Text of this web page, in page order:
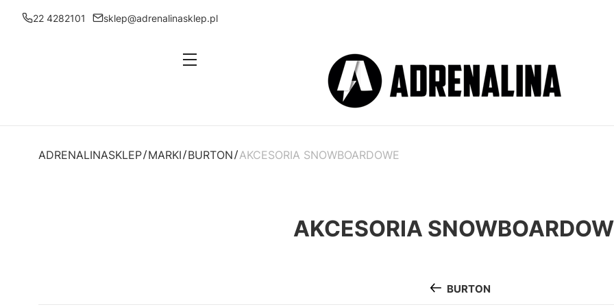
22 4282101 sklep@adrenalinasklep.pl
Menu
ADRENALINASKLEP MARKI BURTON AKCESORIA SNOWBOARDOWE
AKCESORIA
BURTON